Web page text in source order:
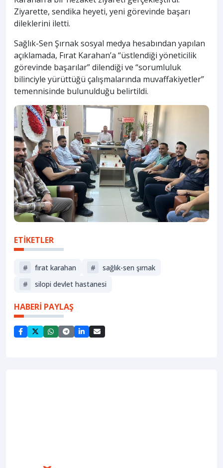
Ziyarette, sendika heyeti, yeni görevinde başarı
dileklerini iletti.
Sağlık-Sen Şırnak sosyal medya hesabından yapılan
açıklamada, Fırat Karahan’a “üstlendiği yöneticilik
görevinde başarılar” dilendiği ve “sorumluluk
bilinciyle yürüttüğü çalışmalarında muvaffakiyetler”
temennisinde bulunulduğu belirtildi.
ETİKETLER
# fırat karahan #
sağlık-sen şırnak
#
silopi devlet hastanesi
HABERİ PAYLAŞ